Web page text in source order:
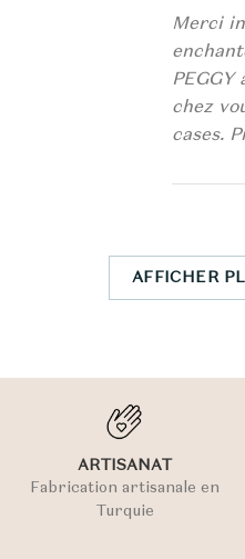
Merci
chez
cases.
AFFICHER
ARTISANAT
Fabrication artisanale en
Turquie